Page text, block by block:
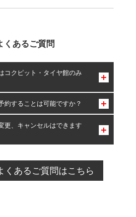
くあるご質問
コクピット・タイヤ館のみ
ヤ館のみとなります。
約することは可能ですか？
予約は可能です。
の組み合わせに限り、同時にご予約が
ます。
更、キャンセルはできます
業日前を過ぎている場合のご予約
ましては、直接ご予約の店舗まで
くあるご質問はこちら